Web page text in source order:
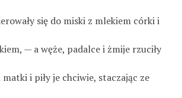
się do miski z mlekiem córki i
— a węże, padalce i żmije rzuciły
i piły je chciwie, staczając ze